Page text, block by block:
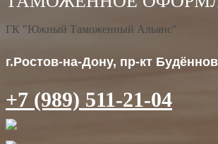
ГК "Южный Таможенный Альянс"
г.Ростов-на-Дону, пр-кт
+7 (989) 511-21-04